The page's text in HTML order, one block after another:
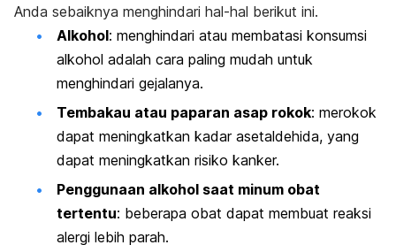
Anda sebaiknya menghindari hal-hal berikut ini.
Alkohol: menghindari atau membatasi konsumsi
alkohol adalah cara paling mudah untuk
menghindari gejalanya.
Tembakau atau paparan asap rokok: merokok
dapat meningkatkan kadar asetaldehida, yang
dapat meningkatkan risiko kanker.
Penggunaan alkohol saat minum obat
tertentu: beberapa obat dapat membuat reaksi
alergi lebih parah.